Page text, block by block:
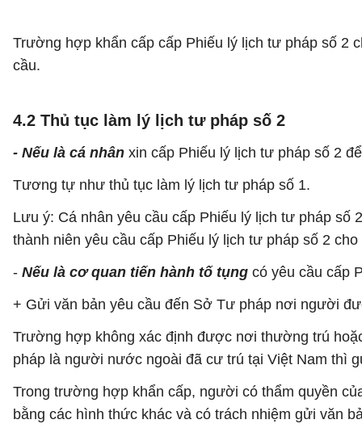
Trường hợp khẩn cấp cấp Phiếu lý lịch tư pháp số 2
cầu.
4.2 Thủ tục làm lý lịch tư pháp số 2
- Nếu là cá nhân xin cấp Phiếu lý lịch tư pháp số 2
Tương tự như thủ tục làm lý lịch tư pháp số 1.
Lưu ý: Cá nhân yêu cầu cấp Phiếu lý lịch tư pháp
thành niên yêu cầu cấp Phiếu lý lịch tư pháp số 2 cho
- Nếu là cơ quan tiến hành tố tụng có yêu cầu cấp
+ Gửi văn bản yêu cầu đến Sở Tư pháp nơi người
Trường hợp không xác định được nơi thường trú
pháp là người nước ngoài đã cư trú tại Việt Nam thì
Trong trường hợp khẩn cấp, người có thẩm quyền
bằng các hình thức khác và có trách nhiệm gửi văn